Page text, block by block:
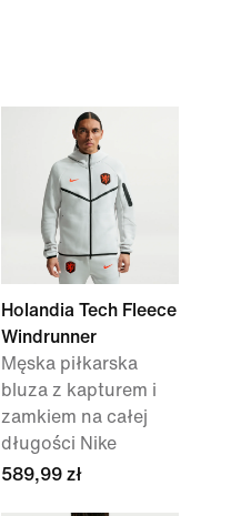
Holandia Tech Fleece
Windrunner
Męska piłkarska
bluza z kapturem i
zamkiem na całej
długości Nike
589,99 zł